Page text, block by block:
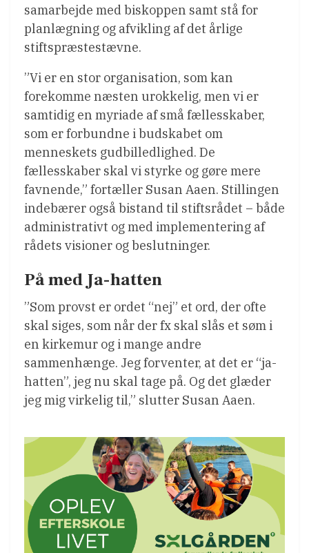
samarbejde med biskoppen samt stå for
planlægning og afvikling af det årlige
stiftspræstestævne.
”Vi er en stor organisation, som kan
forekomme næsten urokkelig, men vi er
samtidig en myriade af små fællesskaber,
som er forbundne i budskabet om
menneskets gudbilledlighed. De
fællesskaber skal vi styrke og gøre mere
favnende,” fortæller Susan Aaen. Stillingen
indebærer også bistand til stiftsrådet – både
administrativt og med implementering af
rådets visioner og beslutninger.
På med Ja-hatten
”Som provst er ordet “nej” et ord, der ofte
skal siges, som når der fx skal slås et søm i
en kirkemur og i mange andre
sammenhænge. Jeg forventer, at det er “ja-
hatten”, jeg nu skal tage på. Og det glæder
jeg mig virkelig til,” slutter Susan Aaen.